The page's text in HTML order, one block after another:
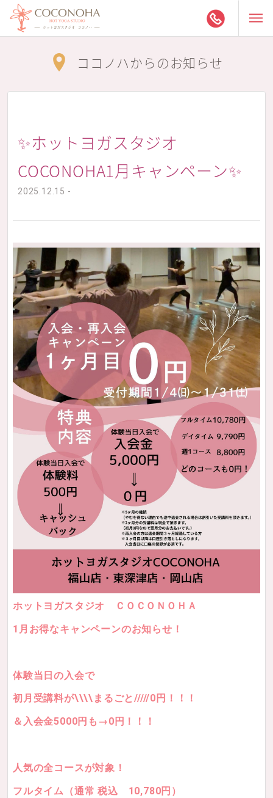
ココノハからのお知らせ
✨ホットヨガスタジオ
COCONOHA1月キャンペーン✨
2025.12.15 -
ホットヨガスタジオ ＣＯＣＯＮＯＨＡ
1月お得なキャンペーンのお知らせ！
体験当日の入会で
初月受講料が\\\\まるごと/////0円！！！
＆入会金5000円も→0円！！！
人気の全コースが対象！
フルタイム（通常 税込 10,780円）